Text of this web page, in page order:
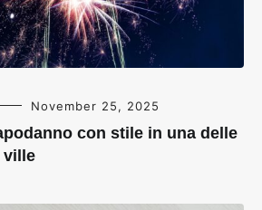
November 25, 2025
con stile in una delle
ville